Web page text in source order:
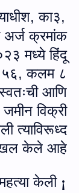
,का३,
अर्ज क्रमांक
मध्ये हिंदू
कलम ८
आणि
विक्री
त्‍याविरूध्‍द
केले आहे.
¡
पार्‍श्वभूमि:
केली